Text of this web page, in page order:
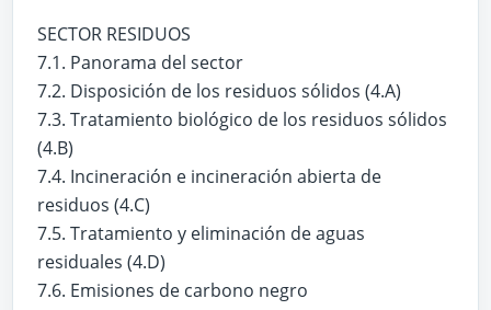
SECTOR RESIDUOS
7.1. Panorama del sector
7.2. Disposición de los residuos sólidos (4.A)
7.3. Tratamiento biológico de los residuos sólidos
(4.B)
7.4. Incineración e incineración abierta de
residuos (4.C)
7.5. Tratamiento y eliminación de aguas
residuales (4.D)
7.6. Emisiones de carbono negro